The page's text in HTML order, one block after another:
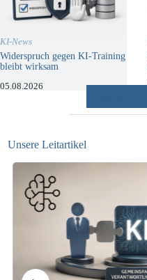
KI-News
Widerspruch gegen KI-Training
bleibt wirksam
05.08.2026
Unsere Leitartikel